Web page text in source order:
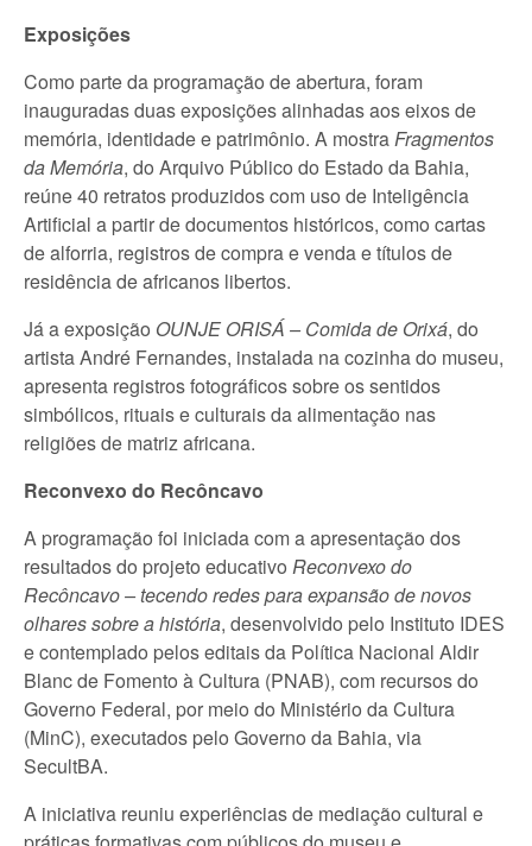
Exposições
Como parte da programação de abertura, foram
inauguradas duas exposições alinhadas aos eixos de
memória, identidade e patrimônio. A mostraFragmentos
da Memória, do Arquivo Público do Estado da Bahia,
reúne 40 retratos produzidos com uso de Inteligência
Artificial a partir de documentos históricos, como cartas
de alforria, registros de compra e venda e títulos de
residência de africanos libertos.
Já a exposição OUNJE ORISÁ – Comida de Orixá, do
artista André Fernandes, instalada na cozinha do museu,
apresenta registros fotográficos sobre os sentidos
simbólicos, rituais e culturais da alimentação nas
religiões de matriz africana.
Reconvexo do Recôncavo
A programação foi iniciada com a apresentação dos
resultados do projeto educativo Reconvexo do
Recôncavo – tecendo redes para expansão de novos
olhares sobre a história, desenvolvido pelo Instituto IDES
e contemplado pelos editais da Política Nacional Aldir
Blanc de Fomento à Cultura (PNAB), com recursos do
Governo Federal, por meio do Ministério da Cultura
(MinC), executados pelo Governo da Bahia, via
SecultBA.
A iniciativa reuniu experiências de mediação cultural e